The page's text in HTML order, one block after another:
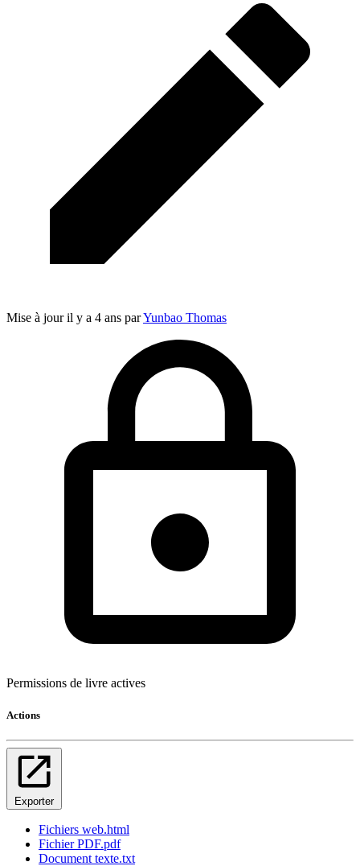
Mise à jouril y a 4 ans parYunbao Thomas
Permissions de livre actives
Actions
Exporter
Fichiers web.html
Fichier PDF.pdf
Document texte.txt